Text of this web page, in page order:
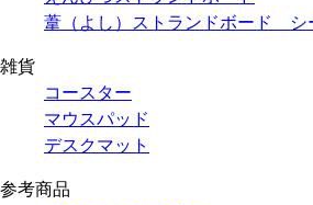
葦（よし）ストランドボード シ
雑貨
コースター
マウスパッド
デスクマット
参考商品